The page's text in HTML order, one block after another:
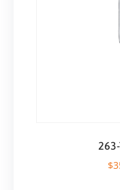
$